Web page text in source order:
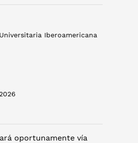
Iberoamericana
oportunamente vía